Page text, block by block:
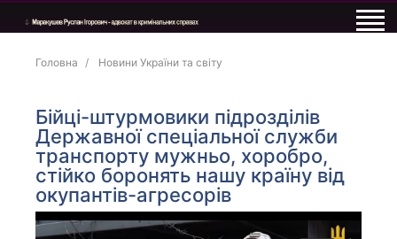
Головна Новини України та світу
Бійці-штурмовики підрозділів
Державної спеціальної служби
транспорту мужньо, хоробро,
стійко боронять нашу країну від
окупантів-агресорів